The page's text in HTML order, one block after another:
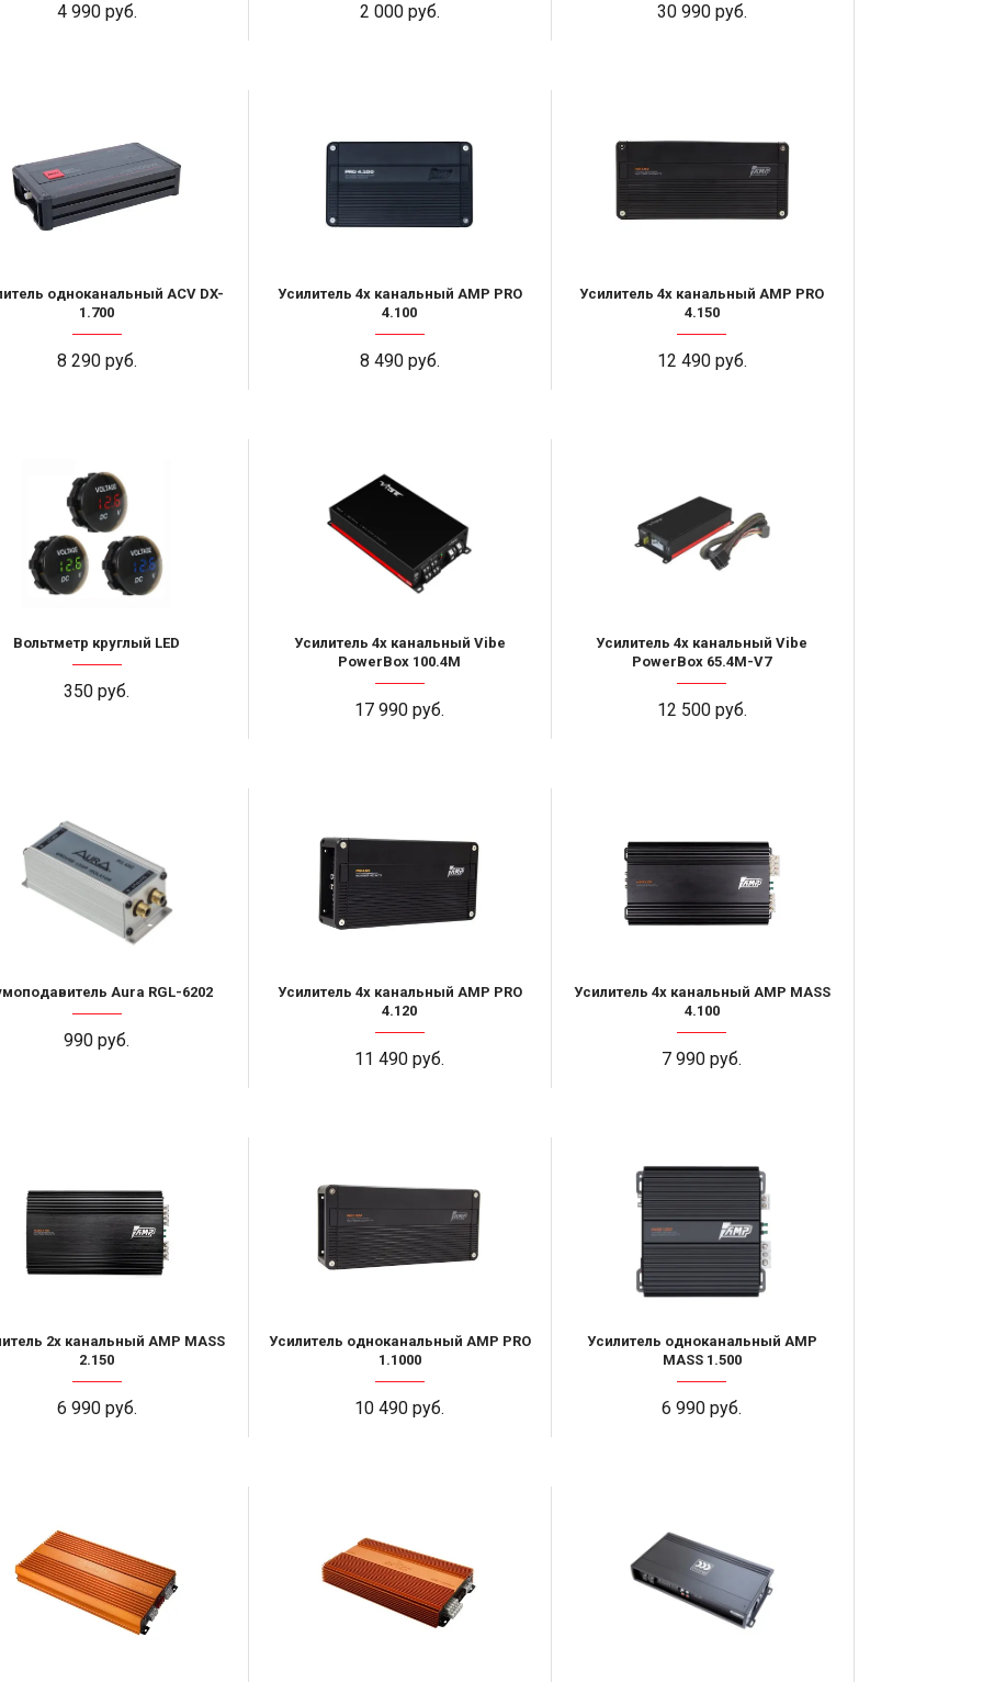
4 990 руб. 2 000 руб. 30 990 руб.
одноканальный ACV DX-
1.700
8 290 руб.
Усилитель 4х канальный AMP PRO
4.100
8 490 руб.
Усилитель 4х канальный AMP PRO
4.150
12 490 руб.
Вольтметр круглый LED
350 руб.
Усилитель 4х канальный Vibe
PowerBox 100.4M
17 990 руб.
Усилитель 4х канальный Vibe
PowerBox 65.4M-V7
12 500 руб.
Aura RGL-6202
990 руб.
Усилитель 4х канальный AMP PRO
4.120
11 490 руб.
Усилитель 4х канальный AMP MASS
4.100
7 990 руб.
2х канальный AMP MASS
2.150
6 990 руб.
Усилитель одноканальный AMP PRO
1.1000
10 490 руб.
Усилитель одноканальный AMP
MASS 1.500
6 990 руб.